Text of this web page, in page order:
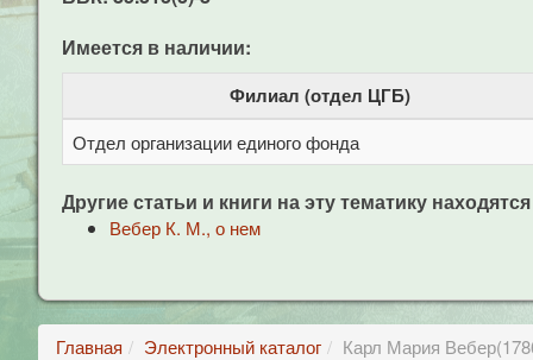
Имеется в наличии:
Филиал (отдел ЦГБ)
Отдел организации единого фонда
Другие статьи и книги на эту тематику
Вебер К. М., о нем
Главная Электронный каталог Карл Мария